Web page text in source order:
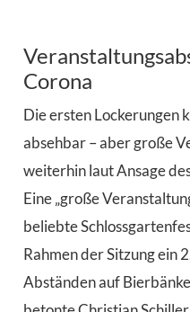
Corona
Die ersten Lockerungen
absehbar – aber große
weiterhin laut Ansage
Eine „große
beliebte
Rahmen der Sitzung ein
Abständen auf